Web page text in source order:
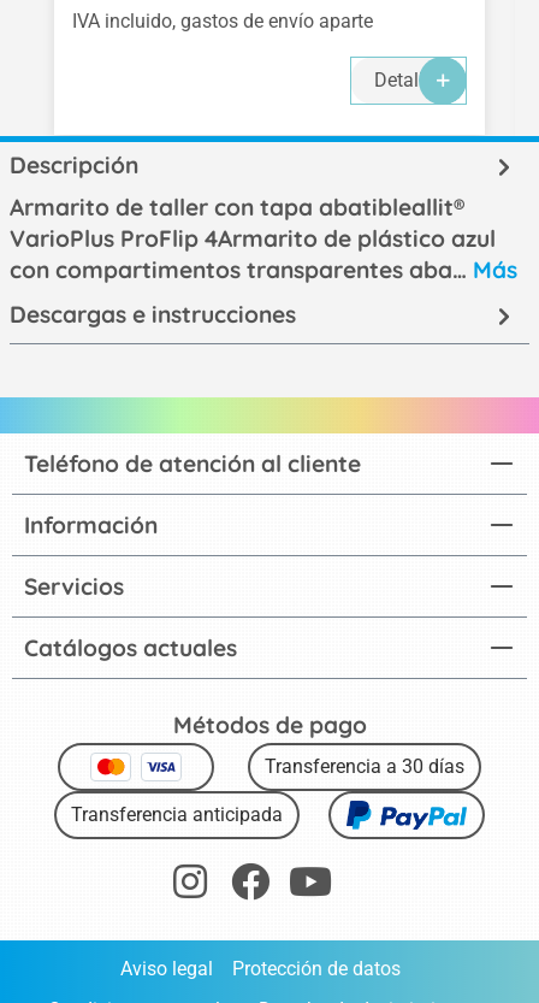
IVA incluido, gastos de envío aparte
Detalles
Descripción
Armarito de taller con tapa abatibleallit®
VarioPlus ProFlip 4Armarito de plástico azul
con compartimentos transparentes aba… Más
Descargas e instrucciones
Catálogos actuales
Teléfono de atención al cliente
Información
Servicios
Métodos de pago
Transferencia a 30 días
Transferencia anticipada
Aviso legal
Protección de datos